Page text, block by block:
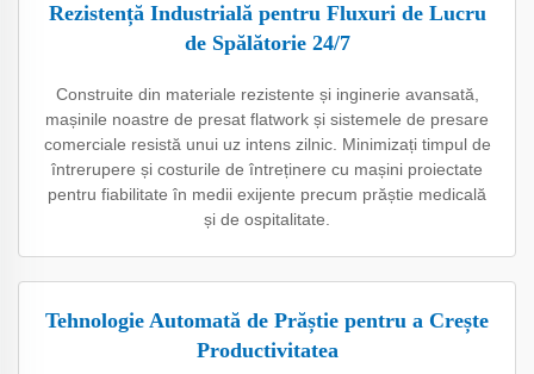
Rezistență Industrială pentru Fluxuri de Lucru
de Spălătorie 24/7
Construite din materiale rezistente și inginerie avansată,
mașinile noastre de presat flatwork și sistemele de presare
comerciale resistă unui uz intens zilnic. Minimizați timpul de
întrerupere și costurile de întreținere cu mașini proiectate
pentru fiabilitate în medii exijente precum prăștie medicală
și de ospitalitate.
Tehnologie Automată de Prăștie pentru a Crește
Productivitatea